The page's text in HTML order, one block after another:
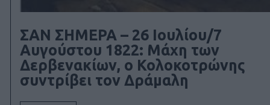
ΣΑΝ ΣΗΜΕΡΑ – 26 Ιουλίου/7
Αυγούστου 1822: Μάχη των
Δερβενακίων, ο Κολοκοτρώνης
συντρίβει τον Δράμαλη